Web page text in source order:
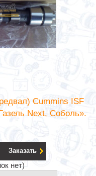
Cummins ISF
Next, Соболь».
Заказать
нет)